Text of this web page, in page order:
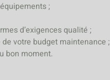
;
d’exigences qualité ;
votre budget maintenance ;
bon moment.